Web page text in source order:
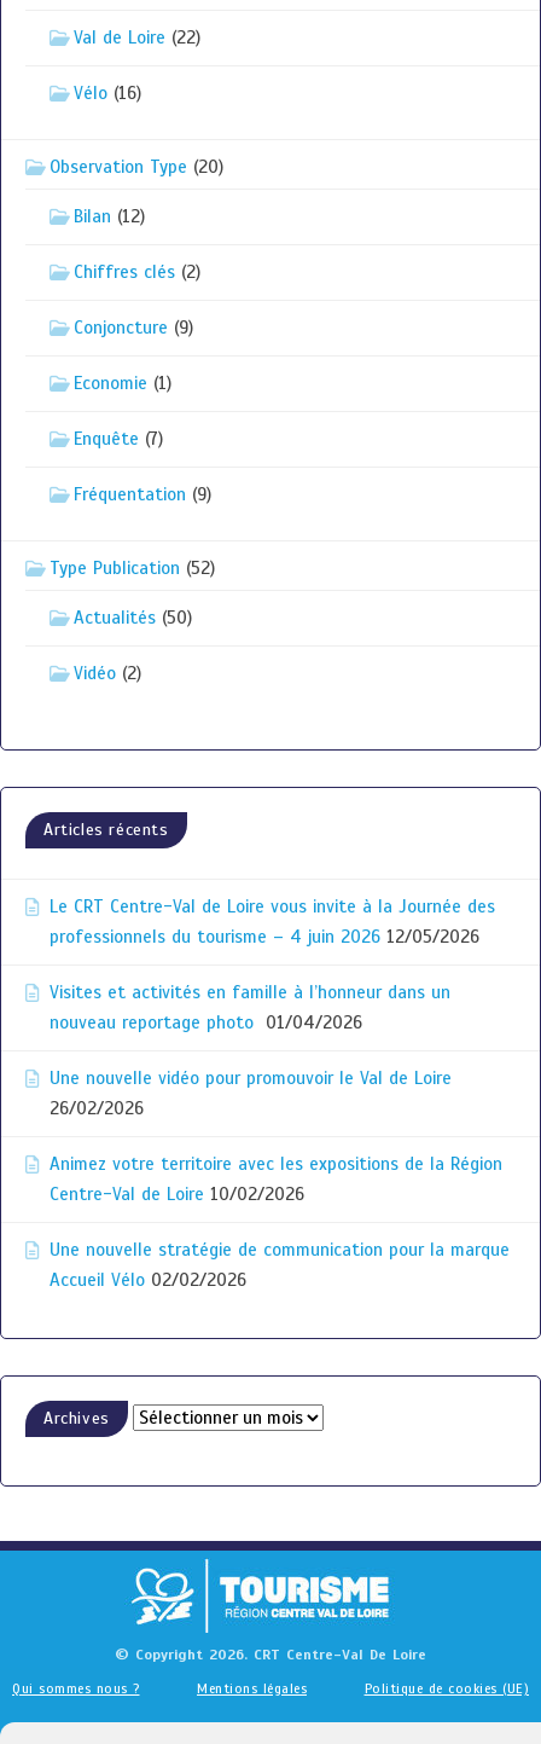
Val de Loire (22)
Vélo (16)
Observation Type (20)
Bilan (12)
Chiffres clés (2)
Conjoncture (9)
Economie (1)
Enquête (7)
Fréquentation (9)
Type Publication (52)
Actualités (50)
Vidéo (2)
Articles récents
Le CRT Centre-Val de Loire vous invite à la Journée des
professionnels du tourisme – 4 juin 2026 12/05/2026
Visites et activités en famille à l’honneur dans un
nouveau reportage photo
01/04/2026
Une nouvelle vidéo pour promouvoir le Val de Loire
26/02/2026
Animez votre territoire avec les expositions de la Région
Centre-Val de Loire 10/02/2026
Une nouvelle stratégie de communication pour la marque
Accueil Vélo 02/02/2026
Archives
© Copyright 2026. CRT Centre-Val De Loire
Qui sommes nous ? Mentions légales Politique de cookies (UE)